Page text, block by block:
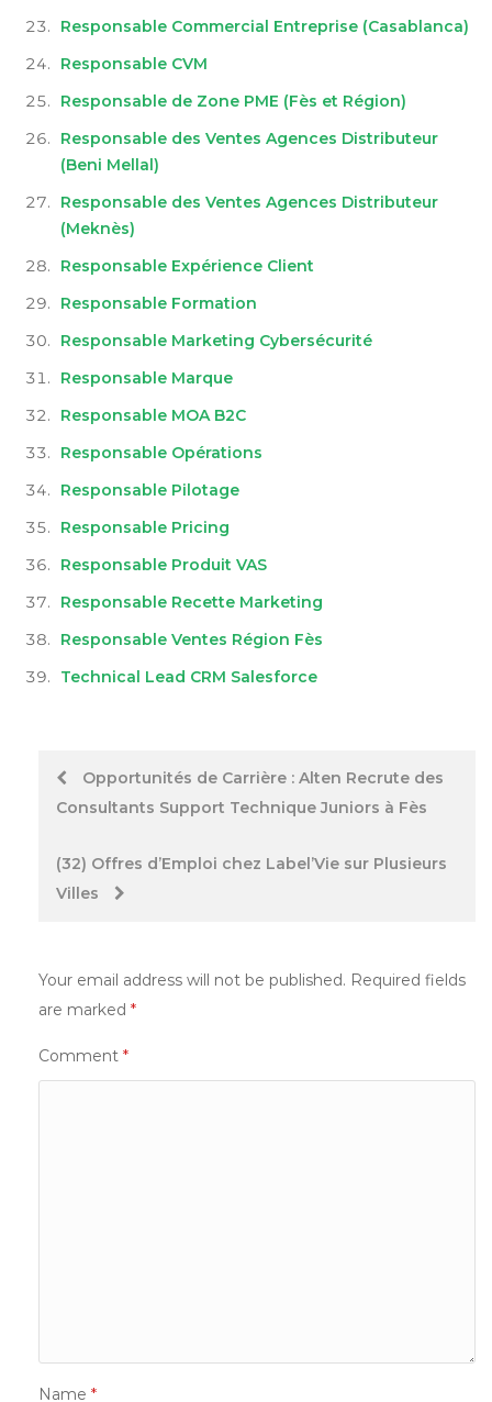
Responsable Commercial Entreprise (Casablanca)
Responsable CVM
Responsable de Zone PME (Fès et Région)
Responsable des Ventes Agences Distributeur
(Beni Mellal)
Responsable des Ventes Agences Distributeur
(Meknès)
Responsable Expérience Client
Responsable Formation
Responsable Marketing Cybersécurité
Responsable Marque
Responsable MOA B2C
Responsable Opérations
Responsable Pilotage
Responsable Pricing
Responsable Produit VAS
Responsable Recette Marketing
Responsable Ventes Région Fès
Technical Lead CRM Salesforce
PostOpportunités de Carrière : Alten Recrute des
Consultants Support Technique Juniors à Fès
(32) Offres d’Emploi chez Label’Vie sur Plusieurs
Villes
Your email address will not be published. Required fields
are marked *
Comment *
Name *